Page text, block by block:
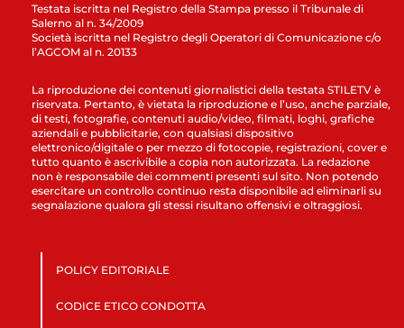
Testata iscritta nel Registro della Stampa presso il Tribunale di
Salerno al n. 34/2009
Società iscritta nel Registro degli Operatori di Comunicazione c/o
l’AGCOM al n. 20133
La riproduzione dei contenuti giornalistici della testata STILETV è
riservata. Pertanto, è vietata la riproduzione e l’uso, anche parziale,
di testi, fotografie, contenuti audio/video, filmati, loghi, grafiche
aziendali e pubblicitarie, con qualsiasi dispositivo
elettronico/digitale o per mezzo di fotocopie, registrazioni, cover e
tutto quanto è ascrivibile a copia non autorizzata. La redazione
non è responsabile dei commenti presenti sul sito. Non potendo
esercitare un controllo continuo resta disponibile ad eliminarli su
segnalazione qualora gli stessi risultano offensivi e oltraggiosi.
POLICY EDITORIALE
CODICE ETICO CONDOTTA